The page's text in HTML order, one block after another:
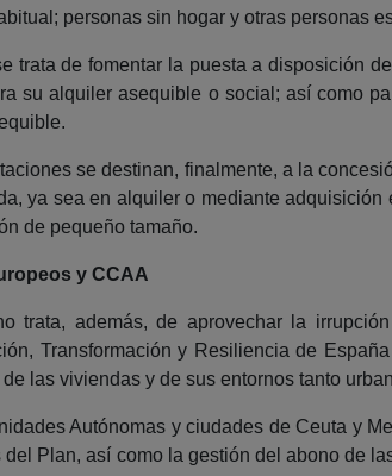
personas sin hogar y otras personas
trata de fomentar la puesta a disposición
su alquiler asequible o social; así como
se destinan, finalmente, a la
ya sea en alquiler o mediante
de pequeño tamaño.
y CCAA
trata, además, de aprovechar la
Transformación y Resiliencia de
las viviendas y de sus entornos tanto
Autónomas y ciudades de Ceuta y
del Plan, así como la gestión del abono de